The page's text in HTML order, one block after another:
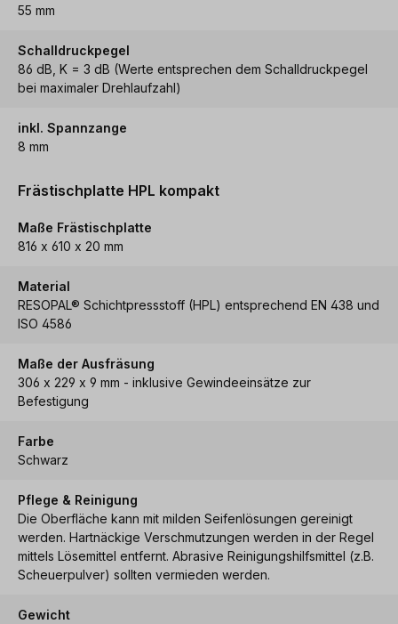
55 mm
Schalldruckpegel
86 dB, K = 3 dB (Werte entsprechen dem Schalldruckpegel
bei maximaler Drehlaufzahl)
inkl. Spannzange
8 mm
Frästischplatte HPL kompakt
Maße Frästischplatte
816 x 610 x 20 mm
Material
RESOPAL® Schichtpressstoff (HPL) entsprechend EN 438 und
ISO 4586
Maße der Ausfräsung
306 x 229 x 9 mm - inklusive Gewindeeinsätze zur
Befestigung
Farbe
Schwarz
Pflege & Reinigung
Die Oberfläche kann mit milden Seifenlösungen gereinigt
werden. Hartnäckige Verschmutzungen werden in der Regel
mittels Lösemittel entfernt. Abrasive Reinigungshilfsmittel (z.B.
Scheuerpulver) sollten vermieden werden.
Gewicht